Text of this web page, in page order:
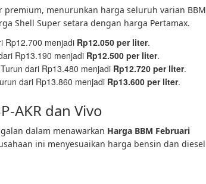
premium, menurunkan harga seluruh varian BBM
Shell Super setara dengan harga Pertamax.
Rp12.700 menjadi Rp12.050 per liter.
Rp13.190 menjadi Rp12.500 per liter.
Turun dari Rp13.480 menjadi Rp12.720 per liter.
dari Rp13.860 menjadi Rp13.600 per liter.
AKR dan Vivo
dalam menawarkan Harga BBM Februari
ini menyesuaikan harga bensin dan diesel